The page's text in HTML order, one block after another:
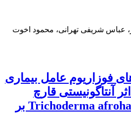
عباس شریفی تهرانی، محمود اخوت
فوزاریوم عامل بیماری
آنتاگونیستی قارچ
اندوفیت Trichoderma afroharzianum بر